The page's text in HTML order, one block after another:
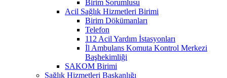
Birim Sorumlusu
Acil Sağlık Hizmetleri Birimi
Birim Dökümanları
Telefon
112 Acil Yardım İstasyonları
İl Ambulans Komuta Kontrol Merkezi
Başhekimliği
SAKOM Birimi
Sağlık Hizmetleri Başkanlığı